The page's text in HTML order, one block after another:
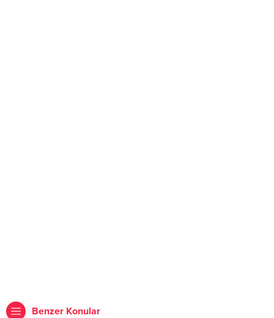
Benzer Konular